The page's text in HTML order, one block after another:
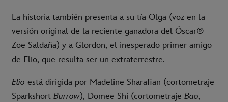
La historia también presenta a su tía Olga (voz en la
versión original de la reciente ganadora del Óscar®
Zoe Saldaña) y a Glordon, el inesperado primer amigo
de Elio, que resulta ser un extraterrestre.
Elio está dirigida por Madeline Sharafian (cortometraje
Sparkshort Burrow), Domee Shi (cortometraje Bao,